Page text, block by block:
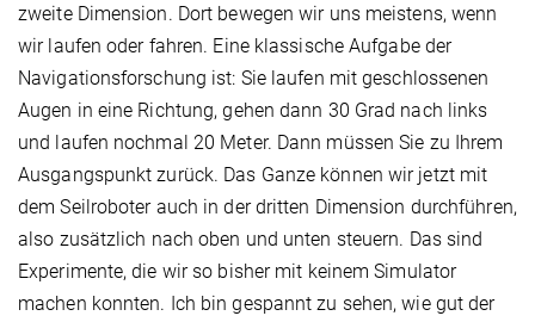
zweite Dimension. Dort bewegen wir uns meistens, wenn
wir laufen oder fahren. Eine klassische Aufgabe der
Navigationsforschung ist: Sie laufen mit geschlossenen
Augen in eine Richtung, gehen dann 30 Grad nach links
und laufen nochmal 20 Meter. Dann müssen Sie zu Ihrem
Ausgangspunkt zurück. Das Ganze können wir jetzt mit
dem Seilroboter auch in der dritten Dimension durchführen,
also zusätzlich nach oben und unten steuern. Das sind
Experimente, die wir so bisher mit keinem Simulator
machen konnten. Ich bin gespannt zu sehen, wie gut der